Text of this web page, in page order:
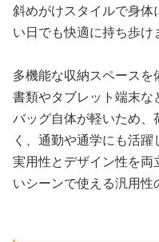
斜めがけスタイルで身
い日でも快適に持ち歩け
多機能な収納スペースを
書類やタブレット端末な
バッグ自体が軽いため
く、通勤や通学にも活躍
実用性とデザイン性を
いシーンで使える汎用性